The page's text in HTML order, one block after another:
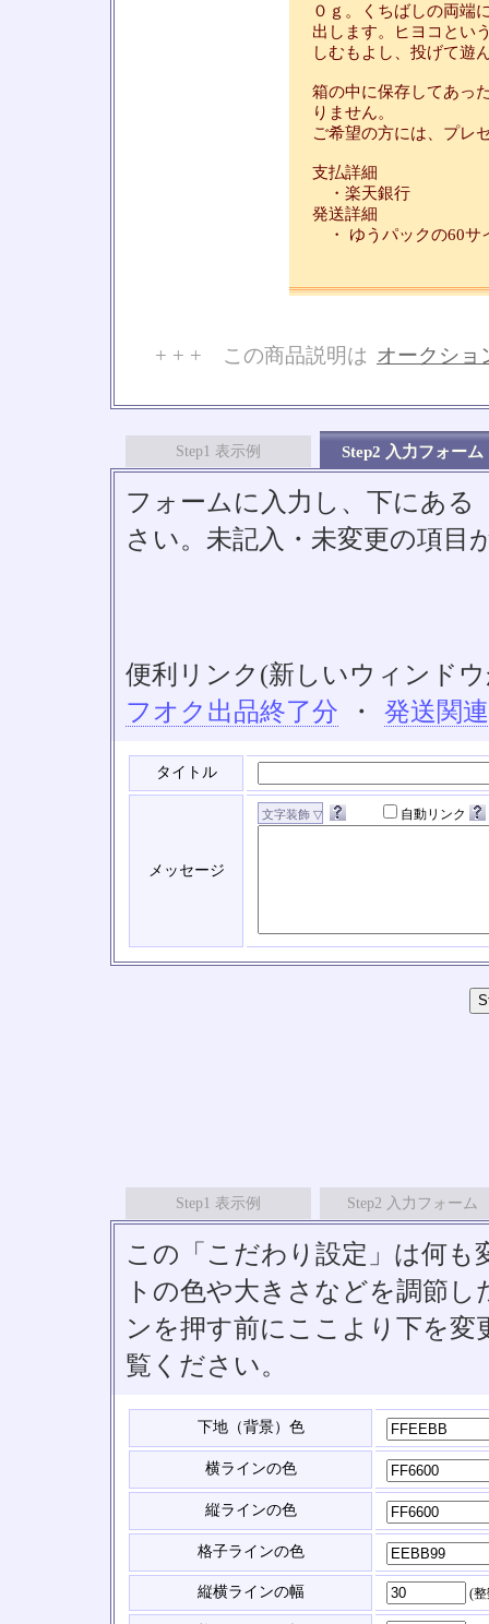
０ｇ。くちばしの両端
出します。ヒヨコとい
しむもよし、投げて遊
箱の中に保存してあっ
りません。
ご希望の方には、プレ
支払詳細
・楽天銀行
発送詳細
・ ゆうパックの60サ
+ + + この商品説明は オークショ
Step1 表示例 Step2 入力フォーム
フォームに入力し、下にあ
さい。未記入・未変更の項目
便利リンク(新しいウィンド
フオク出品終了分
・ 発送関
タイトル
メッセージ
自動リンク
Step1 表示例 Step2 入力フォーム
この「こだわり設定」は何
トの色や大きさなどを調節
ンを押す前にここより下を
覧ください。
下地（背景）色
横ラインの色
縦ラインの色
格子ラインの色
縦横ラインの幅 (